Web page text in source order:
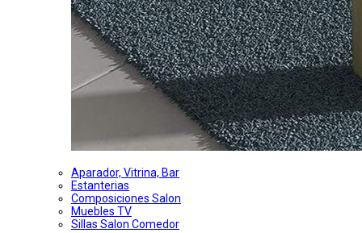
Aparador, Vitrina, Bar
Estanterias
Composiciones Salon
Muebles TV
Sillas Salon Comedor